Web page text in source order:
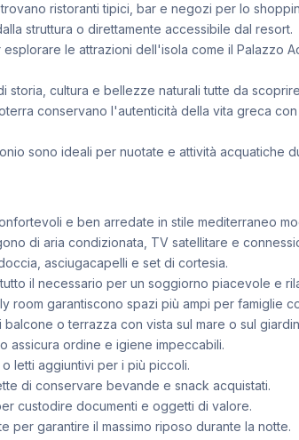
ristoranti tipici, bar e negozi per lo
struttura o direttamente accessibile dal resort.
le attrazioni dell'isola come il Palazzo
storia, cultura e bellezze naturali tutte da
conservano l'autenticità della vita greca
sono ideali per nuotate e attività acquatiche
e ben arredate in stile mediterraneo
di aria condizionata, TV satellitare e
asciugacapelli e set di cortesia.
il necessario per un soggiorno piacevole e
room garantiscono spazi più ampi per famiglie
o terrazza con vista sul mare o sul
assicura ordine e igiene impeccabili.
letti aggiuntivi per i più piccoli.
di conservare bevande e snack acquistati.
custodire documenti e oggetti di valore.
per garantire il massimo riposo durante la notte.